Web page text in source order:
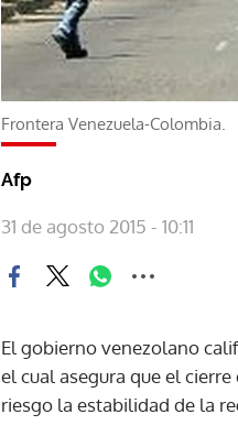
Frontera Venezuela-Colombia.
Afp
31 de agosto 2015 - 10:11
El gobierno venezolano
el cual asegura que el
riesgo la estabilidad de la